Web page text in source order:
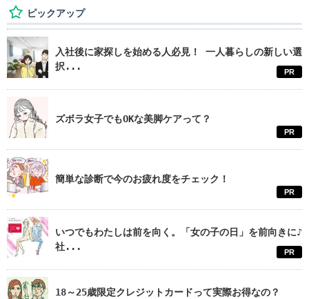
ピックアップ
入社後に家探しを始める人必見！ 一人暮らしの新しい選
択...
PR
ズボラ女子でもOKな美脚ケアって？
PR
簡単な診断で今のお疲れ度をチェック！
PR
いつでもわたしは前を向く。「女の子の日」を前向きに♪
社...
PR
18～25歳限定クレジットカードって実際お得なの？